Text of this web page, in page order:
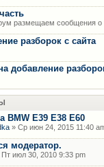
размещаем сообщения о
разборок с сайта
добавление
BMW E39 E38 E60
» Ср июн 24, 2015 11:40
модератор.
Пт июл 30, 2010 9:33 pm